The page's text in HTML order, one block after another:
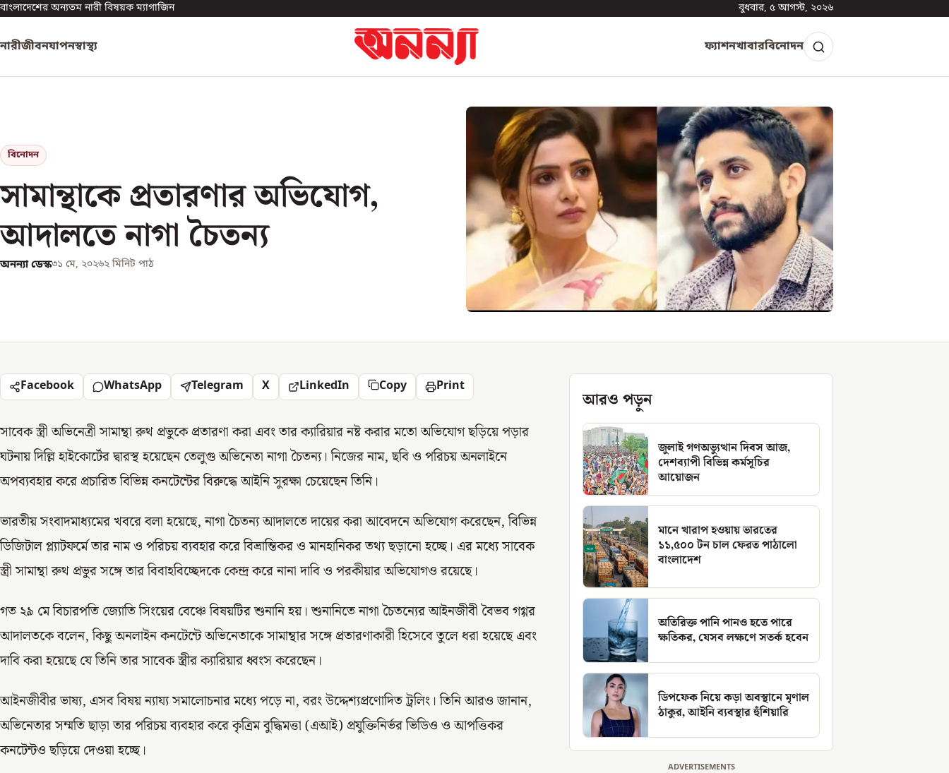
বাংলাদেশের অন্যতম নারী বিষয়ক ম্যাগাজিন বুধবার, ৫ আগস্ট, ২০২৬
নারীজীবনযাপনস্বাস্থ্য ফ্যাশনখাবারবিনোদন
বিনোদন
সামান্থাকে প্রতারণার অভিযোগ,
আদালতে নাগা চৈতন্য
অনন্যা ডেস্ক৩১ মে, ২০২৬২ মিনিট পাঠ
Facebook WhatsApp Telegram X LinkedIn Copy Print
সাবেক স্ত্রী অভিনেত্রী সামান্থা রুথ প্রভুকে প্রতারণা করা এবং তার ক্যারিয়ার নষ্ট করার মতো অভিযোগ ছড়িয়ে পড়ার
ঘটনায় দিল্লি হাইকোর্টের দ্বারস্থ হয়েছেন তেলুগু অভিনেতা নাগা চৈতন্য। নিজের নাম, ছবি ও পরিচয় অনলাইনে
অপব্যবহার করে প্রচারিত বিভিন্ন কনটেন্টের বিরুদ্ধে আইনি সুরক্ষা চেয়েছেন তিনি।
ভারতীয় সংবাদমাধ্যমের খবরে বলা হয়েছে, নাগা চৈতন্য আদালতে দায়ের করা আবেদনে অভিযোগ করেছেন, বিভিন্ন
ডিজিটাল প্ল্যাটফর্মে তার নাম ও পরিচয় ব্যবহার করে বিভ্রান্তিকর ও মানহানিকর তথ্য ছড়ানো হচ্ছে। এর মধ্যে সাবেক
স্ত্রী সামান্থা রুথ প্রভুর সঙ্গে তার বিবাহবিচ্ছেদকে কেন্দ্র করে নানা দাবি ও পরকীয়ার অভিযোগও রয়েছে।
গত ২৯ মে বিচারপতি জ্যোতি সিংয়ের বেঞ্চে বিষয়টির শুনানি হয়। শুনানিতে নাগা চৈতন্যের আইনজীবী বৈভব গগ্গর
আদালতকে বলেন, কিছু অনলাইন কনটেন্টে অভিনেতাকে সামান্থার সঙ্গে প্রতারণাকারী হিসেবে তুলে ধরা হয়েছে এবং
দাবি করা হয়েছে যে তিনি তার সাবেক স্ত্রীর ক্যারিয়ার ধ্বংস করেছেন।
আইনজীবীর ভাষ্য, এসব বিষয় ন্যায্য সমালোচনার মধ্যে পড়ে না, বরং উদ্দেশ্যপ্রণোদিত ট্রলিং। তিনি আরও জানান,
অভিনেতার সম্মতি ছাড়া তার পরিচয় ব্যবহার করে কৃত্রিম বুদ্ধিমত্তা (এআই) প্রযুক্তিনির্ভর ভিডিও ও আপত্তিকর
কনটেন্টও ছড়িয়ে দেওয়া হচ্ছে।
আরও পড়ুন
জুলাই গণঅভ্যুত্থান দিবস আজ,
দেশব্যাপী বিভিন্ন কর্মসূচির
আয়োজন
মানে খারাপ হওয়ায় ভারতের
১১,৫০০ টন চাল ফেরত পাঠালো
বাংলাদেশ
অতিরিক্ত পানি পানও হতে পারে
ক্ষতিকর, যেসব লক্ষণে সতর্ক হবেন
ডিপফেক নিয়ে কড়া অবস্থানে মৃণাল
ঠাকুর, আইনি ব্যবস্থার হুঁশিয়ারি
ADVERTISEMENTS